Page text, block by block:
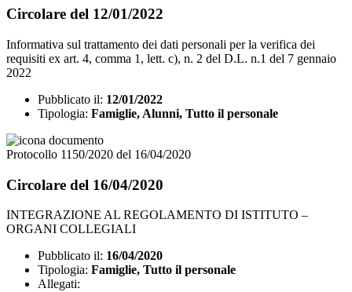
Circolare del 12/01/2022
Informativa sul trattamento dei dati personali per la verifica dei
requisiti ex art. 4, comma 1, lett. c), n. 2 del D.L. n.1 del 7 gennaio
2022
Pubblicato il: 12/01/2022
Tipologia: Famiglie, Alunni, Tutto il personale
Protocollo 1150/2020 del 16/04/2020
Circolare del 16/04/2020
INTEGRAZIONE AL REGOLAMENTO DI ISTITUTO –
ORGANI COLLEGIALI
Pubblicato il: 16/04/2020
Tipologia: Famiglie, Tutto il personale
Allegati: